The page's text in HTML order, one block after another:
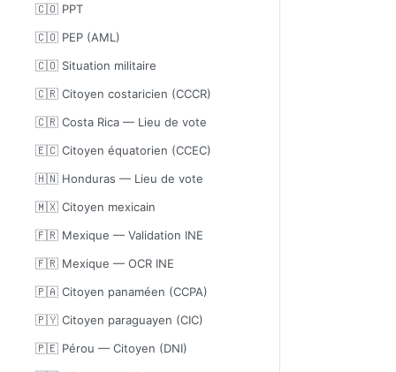
🇨🇴 PPT
🇨🇴 PEP (AML)
🇨🇴 Situation militaire
🇨🇷 Citoyen costaricien (CCCR)
🇨🇷 Costa Rica — Lieu de vote
🇪🇨 Citoyen équatorien (CCEC)
🇭🇳 Honduras — Lieu de vote
🇲🇽 Citoyen mexicain
🇫🇷 Mexique — Validation INE
🇫🇷 Mexique — OCR INE
🇵🇦 Citoyen panaméen (CCPA)
🇵🇾 Citoyen paraguayen (CIC)
🇵🇪 Pérou — Citoyen (DNI)